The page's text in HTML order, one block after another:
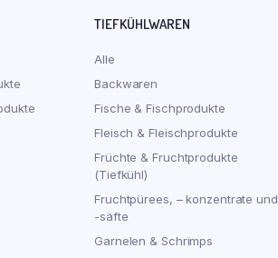
TIEFKÜHLWAREN
Alle
Backwaren
Fische & Fischprodukte
Fleisch & Fleischprodukte
Früchte & Fruchtprodukte
(Tiefkühl)
Fruchtpürees, – konzentrate und
-säfte
Garnelen & Schrimps